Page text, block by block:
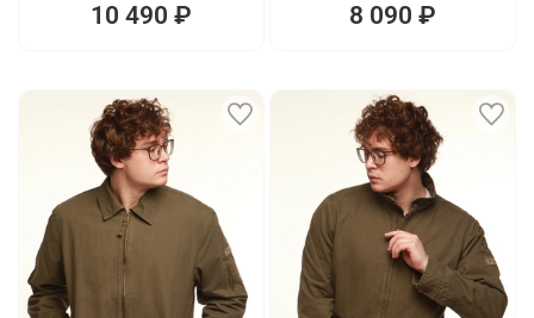
10 490 ₽ 8 090 ₽